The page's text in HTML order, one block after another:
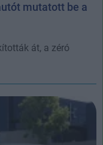
mutatott be a
át, a zéró